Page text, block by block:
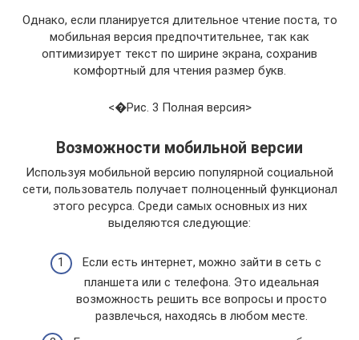
Однако, если планируется длительное чтение поста, то
мобильная версия предпочтительнее, так как
оптимизирует текст по ширине экрана, сохранив
комфортный для чтения размер букв.
<�Рис. 3 Полная версия>
Возможности мобильной версии
Используя мобильной версию популярной социальной
сети, пользователь получает полноценный функционал
этого ресурса. Среди самых основных из них
выделяются следующие:
Если есть интернет, можно зайти в сеть с
планшета или с телефона. Это идеальная
возможность решить все вопросы и просто
развлечься, находясь в любом месте.